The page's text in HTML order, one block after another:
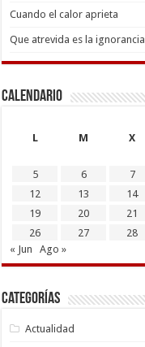
Cuando el calor aprieta
Que atrevida es la ignorancia
Calendario
L
M X
5
6 7
12
13 14
19
20 21
26
27 28
« Jun
Ago »
Categorías
Actualidad